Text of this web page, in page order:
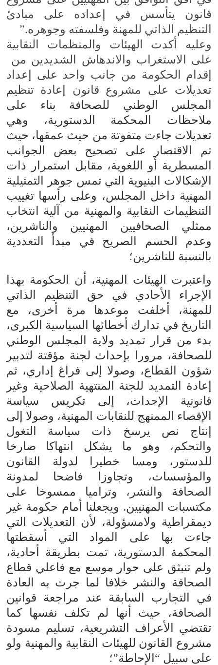
قانون يتأسس في إعداده على مبادئ
التنظيم الذاتي للمهنة وفلسفته وجوهره.”
وعليه أكدت الهيئات والمنظمات النقابية
على الاستغراب والاندهاش الشديدين من
إقدام الحكومة من جانب واحد على إعداد
تعديلات على مشروع قانون إعادة تنظيم
المجلس الوطني للصحافة بناء على
ملاحظات المحكمة الدستورية، وهي
تعديلات جاءت متفوتة من حيث عمقها، حيث
تم الاقتصار على تصحيح بعض الجوانب
المسطرية أو اللغوية، مقابل استمرار ذات
الإشكالات البنيوية التي تمس جوهر التمثيلية
المهنية داخل المجلس، وعلى رأسها تغييب
التنظيمات النقابية والمهنية من آلية انتخاب
ممثلي الصحافيين المهنيين والناشرين،
وعدم الحسم الصريح في مبدأ التعددية
بالنسبة للناشرين؛
واعتبرت الهيئات المهنية، أن الحكومة بهذا
الإجراء الأحادي في حق التنظيم الذاتي
للمهنة، أخلفت موعدها مرة أخرى، مع
التاريخ في تدارك أخطائها السياسية الكبرى،
بدء من قرار تمديد ولاية المجلس الوطني
للصحافة، مرورا بإحداث لجنة مؤقتة لتدبير
شؤون القطاع، وصولا إلى فراغ إداري، ثم
إعادة التمديد للجنة المنتهية الصلاحية وغير
قانونية الإحداث، إلى تكريس سياسة
الإقصاء الممنهج للنقابات المهنية، وصولا إلى
إنتاج نص يرسخ ذات سياسة التغول
والتحكم، وهو ما يشكل انتهاكا صارخا
للدستور، ومسا خطيرا لدولة القانون
والمؤسسات، وتجاوزا فاضحا لمدونة
الصحافة والنشر، وتراميا ممسوخا على
مكتسبات المهنيين. ويجعلنا أمام حكومة غير
ديمقراطية ولامسؤولة، لأن التعديلات التي
جاءت بها على المواد التي أسقطتها
المحكمة الدستورية، تمت بطريقة أحادية،
ولم تنبثق على حوار موسع مع فاعلي قطاع
الصحافة والنشر خلافا لما جرت به العادة
في التجارب السابقة عند مراجعة قوانين
الصحافة، حيث أنها لم تكلف نفسها كما
تقتضي الأعراف التشريعية، تسليم مسودة
مشروع القانون للهيئات النقابية والمهنية ولو
على سبيل “الإحاطة”؛